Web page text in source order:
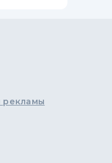
рекламы